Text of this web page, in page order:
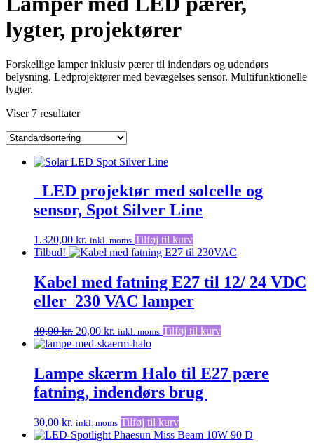
lygter, projektører
Forskellige lamper inklusiv pærer til indendørs og udendørs
belysning. Ledprojektører med bevægelses sensor. Multifunktionelle
lygter.
Viser 7 resultater
_LED projektør med solcelle og
sensor, Spot Silver Line
1.320,00 kr. inkl. moms Tilføj til kurv
Tilbud!
Kabel med fatning E27 til 12/ 24 VDC
eller 230 VAC lamper
40,00kr. Den
oprindelige
40,00 kr..
20,00 kr. Den
aktuelle
20,00 kr..
inkl. moms Tilføj til kurv
Lampe skærm Halo til E27 pære
fatning, indendørs brug
30,00 kr. inkl. moms Tilføj til kurv